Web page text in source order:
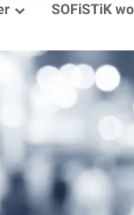
SOFiSTiK